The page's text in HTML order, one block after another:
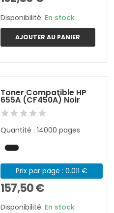
Disponibilité: En stock
AJOUTER AU PANIER
Toner Compatible HP
655A (CF450A) Noir
Quantité : 14000 pages
Prix par page : 0.011 €
157,50 €
Disponibilité: En stock